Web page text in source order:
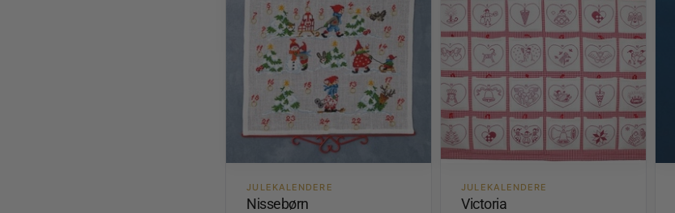
JULEKALENDERE
Nissebørn
JULEKALENDERE
Victoria